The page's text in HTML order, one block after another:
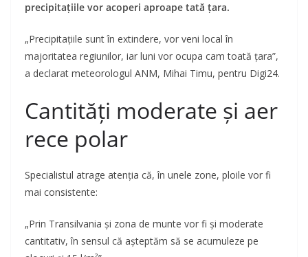
precipitațiile vor acoperi aproape tată țara.
„Precipitațiile sunt în extindere, vor veni local în
majoritatea regiunilor, iar luni vor ocupa cam toată țara”,
a declarat meteorologul ANM, Mihai Timu, pentru Digi24.
Cantități moderate și aer
rece polar
Specialistul atrage atenția că, în unele zone, ploile vor fi
mai consistente:
„Prin Transilvania și zona de munte vor fi și moderate
cantitativ, în sensul că așteptăm să se acumuleze pe